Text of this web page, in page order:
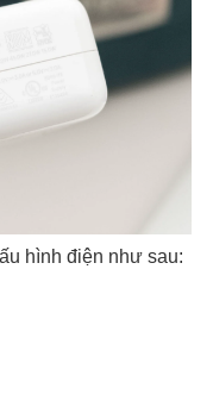
hình điện như sau: